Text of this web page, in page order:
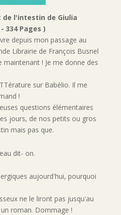
de l'intestin de Giulia
334 Pages )
depuis mon passage au
Librairie de François Busnel
maintenant ! Je me donne des
sur Babélio. Il me
!
questions élémentaires
jours, de nos petits ou gros
mais pas que.
dit- on.
aujourd'hui, pourquoi
ne le liront pas jusqu'au
roman. Dommage !